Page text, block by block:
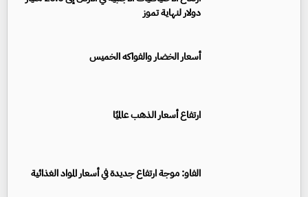
دولار لنهاية تموز
أسعار الخضار والفواكه الخميس
ارتفاع أسعار الذهب عالميًا
الفاو: موجة ارتفاع جديدة في أسعار المواد الغذائية